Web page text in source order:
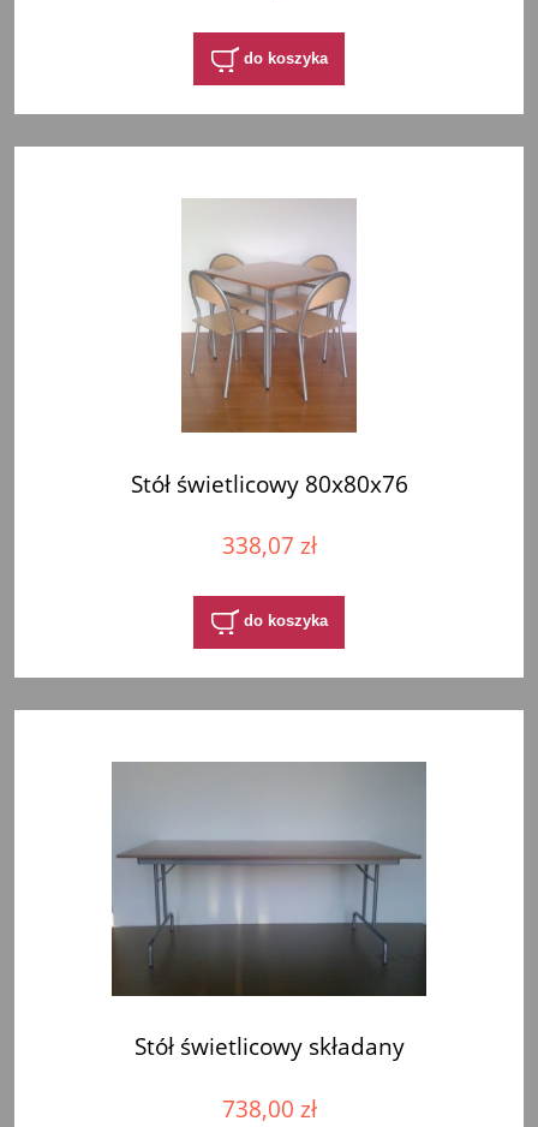
do koszyka
Stół świetlicowy 80x80x76
338,07 zł
do koszyka
Stół świetlicowy składany
738,00 zł